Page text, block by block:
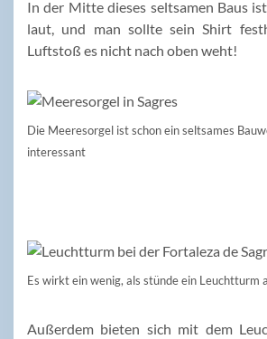
In der Mitte dieses seltsamen Baus
laut, und man sollte sein Shirt
Luftstoß es nicht nach oben weht!
Die Meeresorgel ist schon ein seltsames
interessant
Es wirkt ein wenig, als stünde ein Leuchtturm
Außerdem bieten sich mit dem